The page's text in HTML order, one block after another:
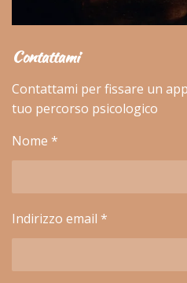
Contattami
Contattami per fissare un
tuo percorso psicologico
Nome *
Indirizzo email *